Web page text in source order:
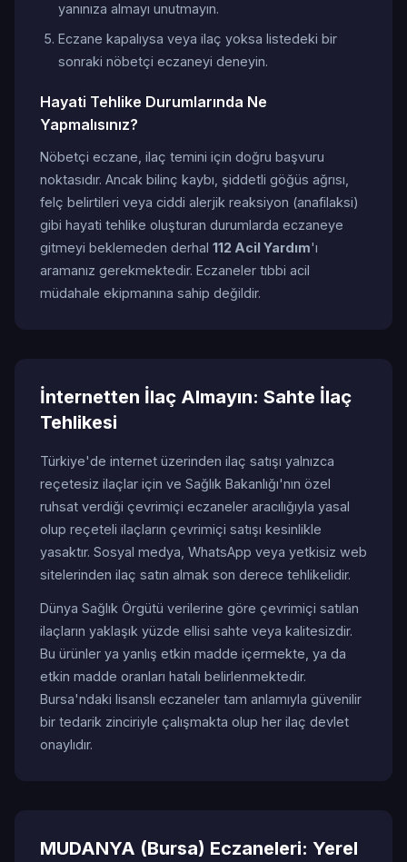
yanınıza almayı unutmayın.
Eczane kapalıysa veya ilaç yoksa listedeki bir
sonraki nöbetçi eczaneyi deneyin.
Hayati Tehlike Durumlarında Ne
Yapmalısınız?
Nöbetçi eczane, ilaç temini için doğru başvuru
noktasıdır. Ancak bilinç kaybı, şiddetli göğüs ağrısı,
felç belirtileri veya ciddi alerjik reaksiyon (anafilaksi)
gibi hayati tehlike oluşturan durumlarda eczaneye
gitmeyi beklemeden derhal 112 Acil Yardım'ı
aramanız gerekmektedir. Eczaneler tıbbi acil
müdahale ekipmanına sahip değildir.
İnternetten İlaç Almayın: Sahte İlaç
Tehlikesi
Türkiye'de internet üzerinden ilaç satışı yalnızca
reçetesiz ilaçlar için ve Sağlık Bakanlığı'nın özel
ruhsat verdiği çevrimiçi eczaneler aracılığıyla yasal
olup reçeteli ilaçların çevrimiçi satışı kesinlikle
yasaktır. Sosyal medya, WhatsApp veya yetkisiz web
sitelerinden ilaç satın almak son derece tehlikelidir.
Dünya Sağlık Örgütü verilerine göre çevrimiçi satılan
ilaçların yaklaşık yüzde ellisi sahte veya kalitesizdir.
Bu ürünler ya yanlış etkin madde içermekte, ya da
etkin madde oranları hatalı belirlenmektedir.
Bursa'ndaki lisanslı eczaneler tam anlamıyla güvenilir
bir tedarik zinciriyle çalışmakta olup her ilaç devlet
onaylıdır.
MUDANYA (Bursa) Eczaneleri: Yerel